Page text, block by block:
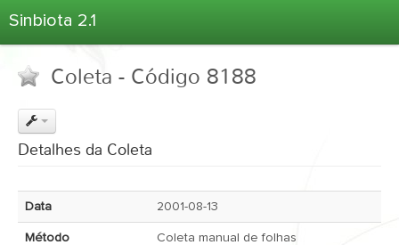
Sinbiota 2.1
Informações Ambientais
Coletas
Atlas 2.1
Coleta - Código 8188
Detalhes da Coleta
Data 2001-08-13
Método Coleta manual de folhas